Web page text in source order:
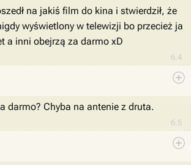
6.4
na jakiś film do kina i stwierdził, że
wyświetlony w telewizji bo przecież ja
a inni obejrzą za darmo xD
6.5
darmo? Chyba na antenie z druta.